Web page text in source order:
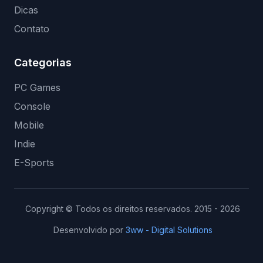
Dicas
Contato
Categorias
PC Games
Console
Mobile
Indie
E-Sports
Copyright © Todos os direitos reservados. 2015 - 2026
Desenvolvido por 3ww - Digital Solutions